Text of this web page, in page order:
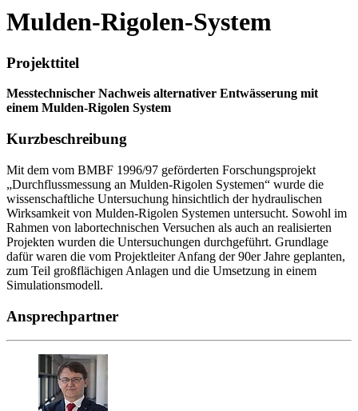
Mulden-Rigolen-System
Projekttitel
Messtechnischer Nachweis alternativer Entwässerung mit
einem Mulden-Rigolen System
Kurzbeschreibung
Mit dem vom BMBF 1996/97 geförderten Forschungsprojekt
„Durchflussmessung an Mulden-Rigolen Systemen“ wurde die
wissenschaftliche Untersuchung hinsichtlich der hydraulischen
Wirksamkeit von Mulden-Rigolen Systemen untersucht. Sowohl im
Rahmen von labortechnischen Versuchen als auch an realisierten
Projekten wurden die Untersuchungen durchgeführt. Grundlage
dafür waren die vom Projektleiter Anfang der 90er Jahre geplanten,
zum Teil großflächigen Anlagen und die Umsetzung in einem
Simulationsmodell.
Ansprechpartner